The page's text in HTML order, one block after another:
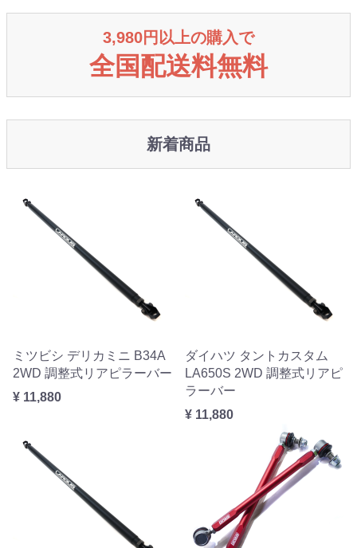
3,980円以上の購入で
全国配送料無料
新着商品
ミツビシ デリカミニ B34A
2WD 調整式リアピラーバー
¥ 11,880
ダイハツ タントカスタム
LA650S 2WD 調整式リアピ
ラーバー
¥ 11,880